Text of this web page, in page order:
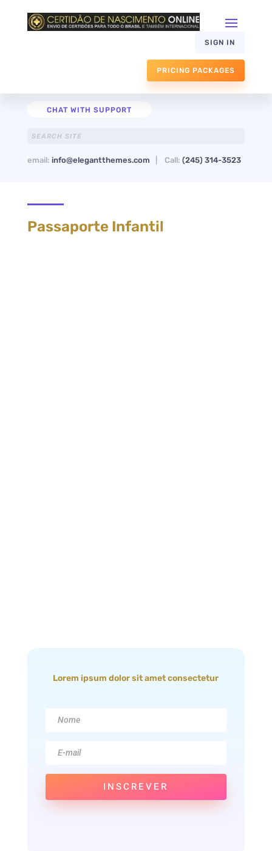
SIGN IN
PRICING PACKAGES
CHAT WITH SUPPORT
email: info@elegantthemes.com | Call: (245) 314-3523
Passaporte Infantil
Lorem ipsum dolor sit amet consectetur
INSCREVER